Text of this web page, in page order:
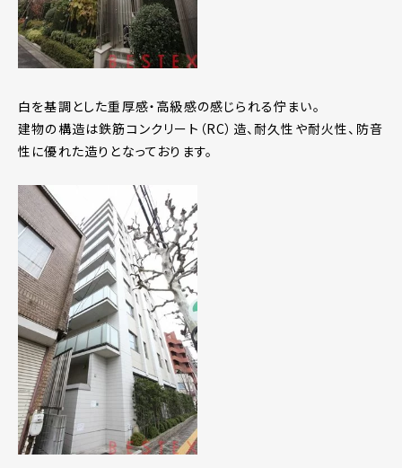
白を基調とした重厚感・高級感の感じられる佇まい。
建物の構造は鉄筋コンクリート（RC）造、耐久性や耐火性、防音
性に優れた造りとなっております。